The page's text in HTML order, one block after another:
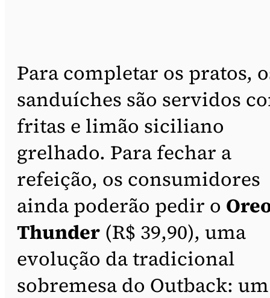
Para completar os pratos,
sanduíches são servidos
fritas e limão siciliano
grelhado. Para fechar a
refeição, os consumidores
ainda poderão pedir o
Thunder (R$ 39,90), uma
evolução da tradicional
sobremesa do Outback: um